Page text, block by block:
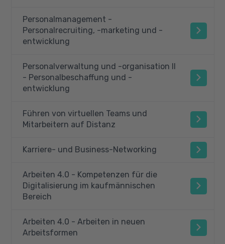
Personalmanagement -
Personalrecruiting, -marketing und -
entwicklung
Personalverwaltung und -organisation II
- Personalbeschaffung und -
entwicklung
Führen von virtuellen Teams und
Mitarbeitern auf Distanz
Karriere- und Business-Networking
Arbeiten 4.0 - Kompetenzen für die
Digitalisierung im kaufmännischen
Bereich
Arbeiten 4.0 - Arbeiten in neuen
Arbeitsformen